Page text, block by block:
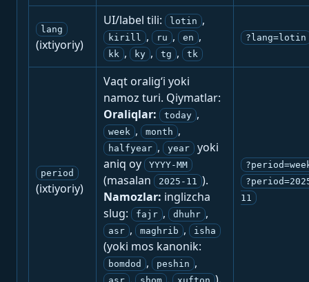
lang
(ixtiyoriy)
UI/label tili: lotin ,
kirill , ru , en ,
kk , ky , tg , tk
?lang=lotin
period
(ixtiyoriy)
Vaqt oralig‘i yoki
namoz turi. Qiymatlar:
Oraliqlar:
today ,
week , month ,
halfyear , year
yoki
aniq oy
YYYY-MM
(masalan 2025-11 ).
Namozlar: inglizcha
slug:
fajr , dhuhr ,
asr , maghrib , isha
(yoki mos kanonik:
bomdod , peshin ,
11